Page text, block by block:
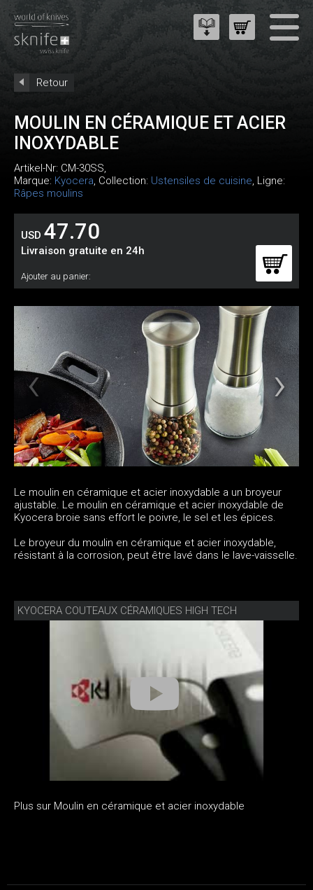
Retour
MOULIN EN CÉRAMIQUE ET ACIER
INOXYDABLE
Artikel-Nr: CM-30SS,
Marque: Kyocera, Collection: Ustensiles de cuisine, Ligne:
Râpes moulins
USD 47.70
Livraison gratuite en 24h
Ajouter au panier:
Le moulin en céramique et acier inoxydable a un broyeur
ajustable. Le moulin en céramique et acier inoxydable de
Kyocera broie sans effort le poivre, le sel et les épices.
Le broyeur du moulin en céramique et acier inoxydable,
résistant à la corrosion, peut être lavé dans le lave-vaisselle.
KYOCERA COUTEAUX CÉRAMIQUES HIGH TECH
Plus sur Moulin en céramique et acier inoxydable